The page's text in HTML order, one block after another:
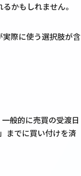
かもしれません。
実際に使う選択肢が含
般的に売買の受渡日
までに買い付けを済